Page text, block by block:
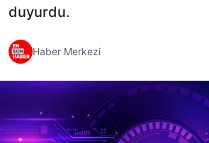
duyurdu.
Haber Merkezi